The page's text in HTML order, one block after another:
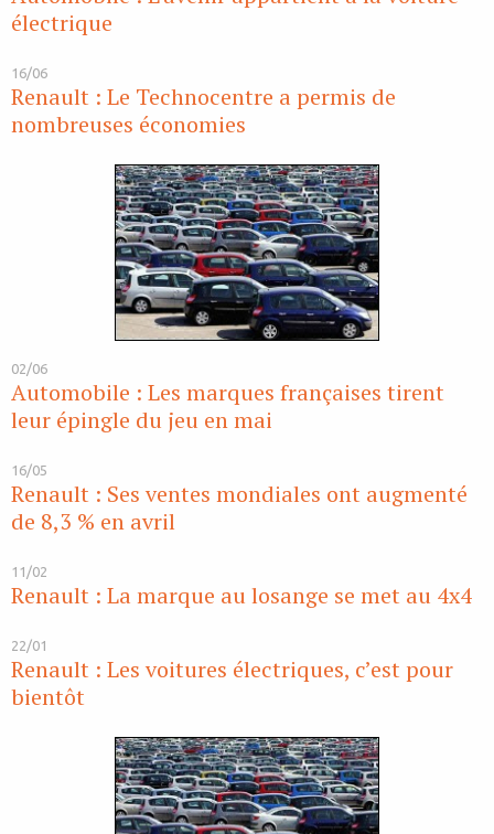
électrique
16/06
Renault : Le Technocentre a permis de
nombreuses économies
02/06
Automobile : Les marques françaises tirent
leur épingle du jeu en mai
16/05
Renault : Ses ventes mondiales ont augmenté
de 8,3 % en avril
11/02
Renault : La marque au losange se met au 4x4
22/01
Renault : Les voitures électriques, c’est pour
bientôt